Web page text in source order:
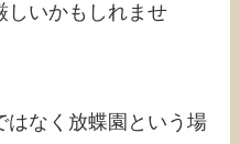
しいかもしれませ
はなく放蝶園という場